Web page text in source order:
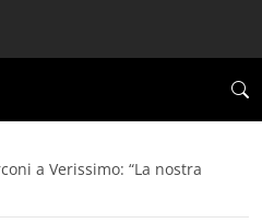
a Verissimo: “La nostra